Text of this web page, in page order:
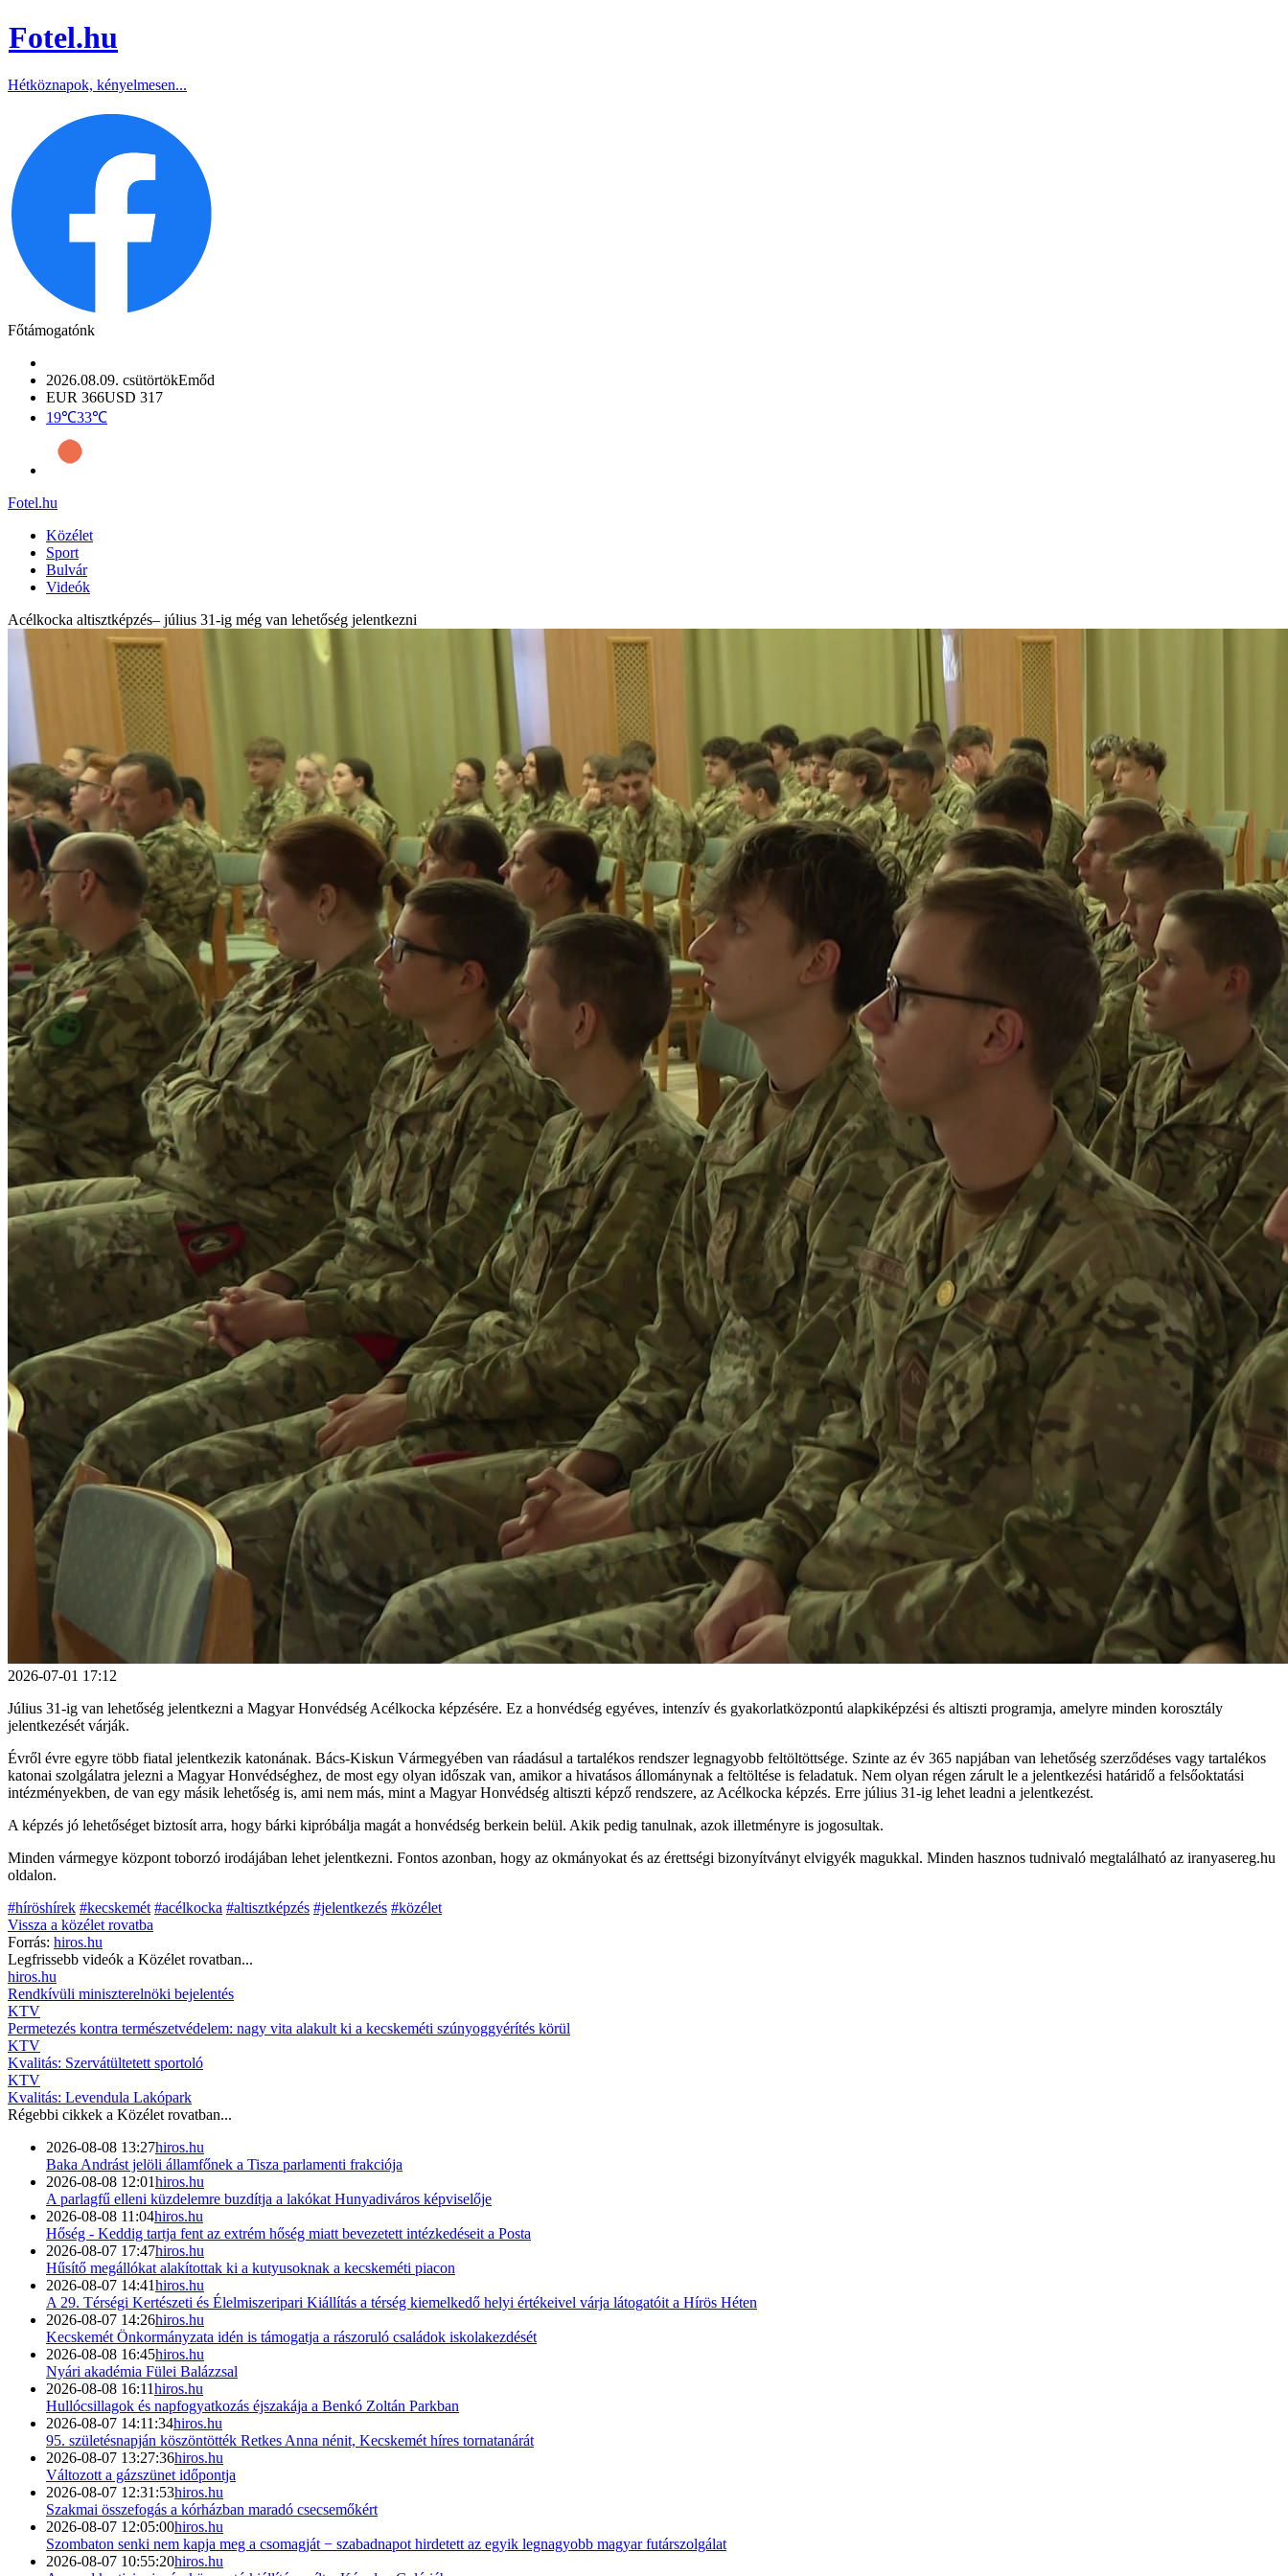
Fotel.hu
Hétköznapok, kényelmesen...
Főtámogatónk
2026.08.09. csütörtökEmőd
EUR 366USD 317
19℃33℃
Fotel.hu
Közélet
Sport
Bulvár
Videók
Acélkocka altisztképzés– július 31-ig még van lehetőség jelentkezni
2026-07-01 17:12
Július 31-ig van lehetőség jelentkezni a Magyar Honvédség Acélkocka képzésére. Ez a honvédség egyéves, intenzív és gyakorlatközpontú alapkiképzési és altiszti programja, amelyre minden korosztály
jelentkezését várják.
Évről évre egyre több fiatal jelentkezik katonának. Bács-Kiskun Vármegyében van ráadásul a tartalékos rendszer legnagyobb feltöltöttsége. Szinte az év 365 napjában van lehetőség szerződéses vagy tartalékos
katonai szolgálatra jelezni a Magyar Honvédséghez, de most egy olyan időszak van, amikor a hivatásos állománynak a feltöltése is feladatuk. Nem olyan régen zárult le a jelentkezési határidő a felsőoktatási
intézményekben, de van egy másik lehetőség is, ami nem más, mint a Magyar Honvédség altiszti képző rendszere, az Acélkocka képzés. Erre július 31-ig lehet leadni a jelentkezést.
A képzés jó lehetőséget biztosít arra, hogy bárki kipróbálja magát a honvédség berkein belül. Akik pedig tanulnak, azok illetményre is jogosultak.
Minden vármegye központ toborzó irodájában lehet jelentkezni. Fontos azonban, hogy az okmányokat és az érettségi bizonyítványt elvigyék magukkal. Minden hasznos tudnivaló megtalálható az iranyasereg.hu
oldalon.
#híröshírek #kecskemét #acélkocka #altisztképzés #jelentkezés #közélet
Vissza a közélet rovatba
Forrás: hiros.hu
Legfrissebb videók a Közélet rovatban...
hiros.hu
Rendkívüli miniszterelnöki bejelentés
KTV
Permetezés kontra természetvédelem: nagy vita alakult ki a kecskeméti szúnyoggyérítés körül
KTV
Kvalitás: Szervátültetett sportoló
KTV
Kvalitás: Levendula Lakópark
Régebbi cikkek a Közélet rovatban...
2026-08-08 13:27hiros.hu
Baka Andrást jelöli államfőnek a Tisza parlamenti frakciója
2026-08-08 12:01hiros.hu
A parlagfű elleni küzdelemre buzdítja a lakókat Hunyadiváros képviselője
2026-08-08 11:04hiros.hu
Hőség - Keddig tartja fent az extrém hőség miatt bevezetett intézkedéseit a Posta
2026-08-07 17:47hiros.hu
Hűsítő megállókat alakítottak ki a kutyusoknak a kecskeméti piacon
2026-08-07 14:41hiros.hu
A 29. Térségi Kertészeti és Élelmiszeripari Kiállítás a térség kiemelkedő helyi értékeivel várja látogatóit a Hírös Héten
2026-08-07 14:26hiros.hu
Kecskemét Önkormányzata idén is támogatja a rászoruló családok iskolakezdését
2026-08-08 16:45hiros.hu
Nyári akadémia Fülei Balázzsal
2026-08-08 16:11hiros.hu
Hullócsillagok és napfogyatkozás éjszakája a Benkó Zoltán Parkban
2026-08-07 14:11:34hiros.hu
95. születésnapján köszöntötték Retkes Anna nénit, Kecskemét híres tornatanárát
2026-08-07 13:27:36hiros.hu
Változott a gázszünet időpontja
2026-08-07 12:31:53hiros.hu
Szakmai összefogás a kórházban maradó csecsemőkért
2026-08-07 12:05:00hiros.hu
Szombaton senki nem kapja meg a csomagját − szabadnapot hirdetett az egyik legnagyobb magyar futárszolgálat
2026-08-07 10:55:20hiros.hu